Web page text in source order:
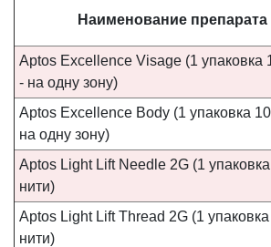
Наименование препарата
Aptos Excellence Visage (1 упаковка
- на одну зону)
Aptos Excellence Body (1 упаковка
на одну зону)
Aptos Light Lift Needle 2G (1
нити)
Aptos Light Lift Thread 2G (1
нити)